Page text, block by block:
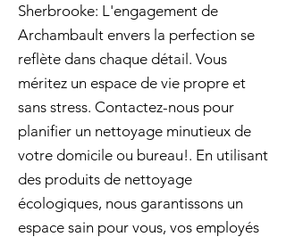
Sherbrooke: L'engagement de
Archambault envers la perfection se
reflète dans chaque détail. Vous
méritez un espace de vie propre et
sans stress. Contactez-nous pour
planifier un nettoyage minutieux de
votre domicile ou bureau!. En utilisant
des produits de nettoyage
écologiques, nous garantissons un
espace sain pour vous, vos employés